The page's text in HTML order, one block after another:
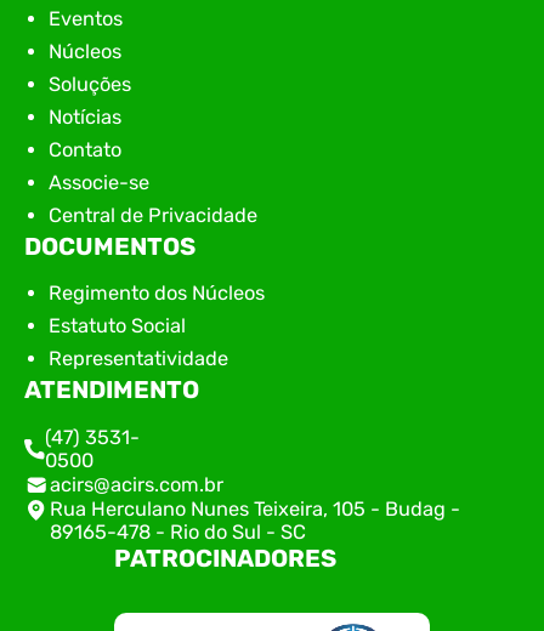
Eventos
Núcleos
Soluções
Notícias
Contato
Associe-se
Central de Privacidade
DOCUMENTOS
Regimento dos Núcleos
Estatuto Social
Representatividade
ATENDIMENTO
(47) 3531-
0500
acirs@acirs.com.br
Rua Herculano Nunes Teixeira, 105 - Budag -
89165-478 - Rio do Sul - SC
PATROCINADORES